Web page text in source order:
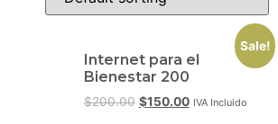
Sale!
Internet para el
Bienestar 200
$200.00 $150.00 IVA Incluido